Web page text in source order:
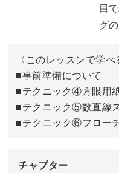
長い月日が経過して当
思い出に浸って楽しむこ
そんなタイムカプセル
③手描き枠のアレンジ
おわりに
目
グ
〈このレッスンで学べ
■事前準備について
■テクニック④方眼用
■テクニック⑤数直線
■テクニック⑥フロー
チャプター